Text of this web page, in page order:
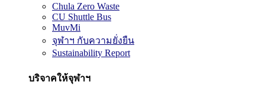
Chula Zero Waste
CU Shuttle Bus
MuvMi
จุฬาฯ กับความยั่งยืน
Sustainability Report
บริจาคให้จุฬาฯ